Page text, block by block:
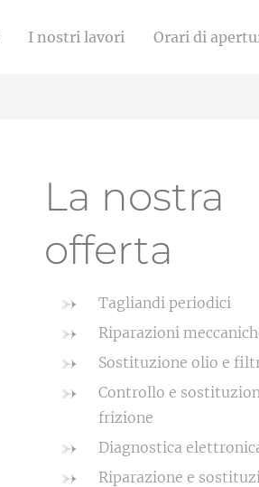
I nostri lavori Orari di
La nostra
offerta
Tagliandi periodici
Riparazioni
Sostituzione olio e
Controllo e
frizione
Diagnostica
Riparazione e